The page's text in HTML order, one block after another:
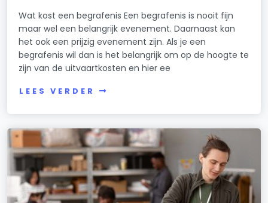
Wat kost een begrafenis Een begrafenis is nooit fijn
maar wel een belangrijk evenement. Daarnaast kan
het ook een prijzig evenement zijn. Als je een
begrafenis wil dan is het belangrijk om op de hoogte te
zijn van de uitvaartkosten en hier ee
LEES VERDER